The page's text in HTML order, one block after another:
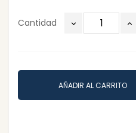
Cantidad
AÑADIR AL CARRITO